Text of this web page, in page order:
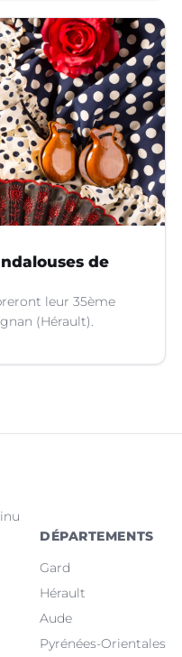
de
leur 35ème
(Hérault).
DÉPARTEMENTS
Gard
Hérault
Aude
Pyrénées-Orientales